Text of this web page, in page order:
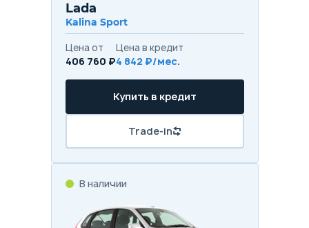
Lada
Kalina Sport
Цена от
406 760 ₽
Цена в кредит
4 842 ₽/мес.
Купить в кредит
Trade-in
В наличии